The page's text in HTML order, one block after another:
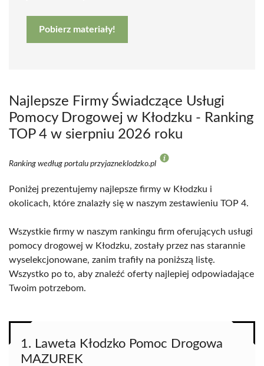
Pobierz materiały!
Najlepsze Firmy Świadczące Usługi
Pomocy Drogowej w Kłodzku - Ranking
TOP 4 w sierpniu 2026 roku
Ranking według portalu przyjazneklodzko.pl
Poniżej prezentujemy najlepsze firmy w Kłodzku i
okolicach, które znalazły się w naszym zestawieniu TOP 4.
Wszystkie firmy w naszym rankingu firm oferujących usługi
pomocy drogowej w Kłodzku, zostały przez nas starannie
wyselekcjonowane, zanim trafiły na poniższą listę.
Wszystko po to, aby znaleźć oferty najlepiej odpowiadające
Twoim potrzebom.
1. Laweta Kłodzko Pomoc Drogowa
MAZUREK